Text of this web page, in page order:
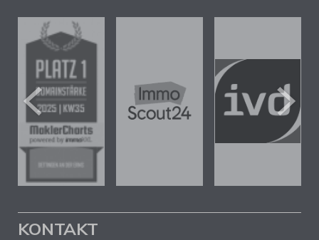
KONTAKT